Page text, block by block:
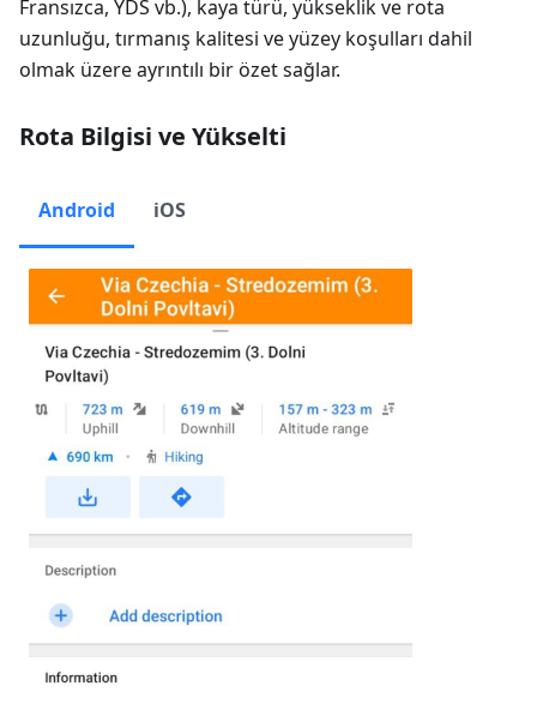
Fransızca, YDS vb.), kaya türü, yükseklik ve rota
uzunluğu, tırmanış kalitesi ve yüzey koşulları dahil
olmak üzere ayrıntılı bir özet sağlar.
Rota Bilgisi ve Yükselti
Android iOS